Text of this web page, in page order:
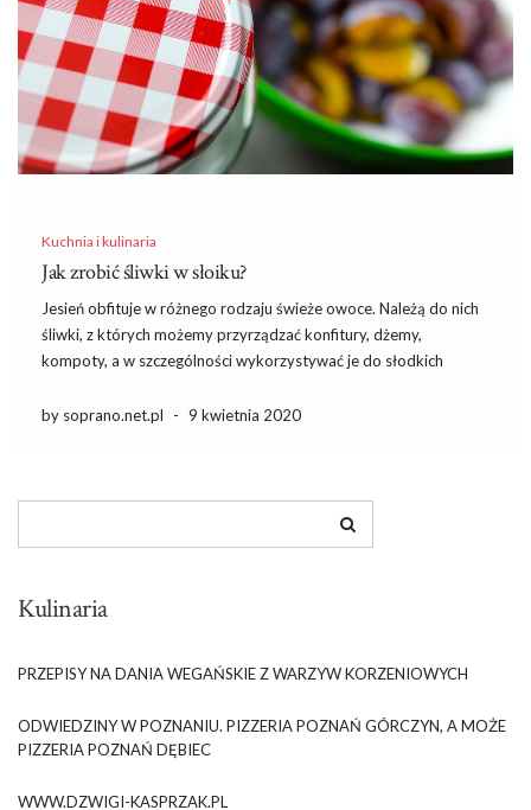
Kuchnia i kulinaria
Jak zrobić śliwki w słoiku?
Jesień obfituje w różnego rodzaju świeże owoce. Należą do nich
śliwki, z których możemy przyrządzać konfitury, dżemy,
kompoty, a w szczególności wykorzystywać je do słodkich
drożdżowe ciasta z kruszonką. W innych porach roku pozostaje
by soprano.net.pl - 9 kwietnia 2020
Kulinaria
PRZEPISY NA DANIA WEGAŃSKIE Z WARZYW KORZENIOWYCH
ODWIEDZINY W POZNANIU. PIZZERIA POZNAŃ GÓRCZYN, A MOŻE
PIZZERIA POZNAŃ DĘBIEC
WWW.DZWIGI-KASPRZAK.PL